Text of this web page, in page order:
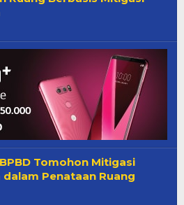
Tomohon Mitigasi
dalam Penataan Ruang